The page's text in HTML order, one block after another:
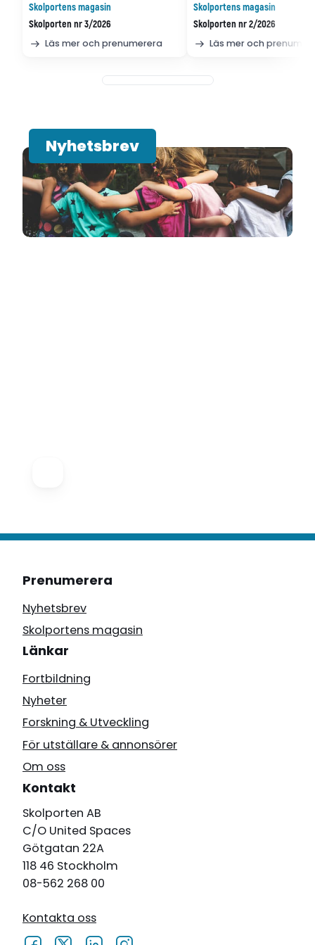
Skolportens magasin
Skolporten nr 3/2026
Läs mer och prenumerera
Skolportens magasin
Skolporten nr 2/2026
Läs mer och
Nyhetsbrev
Prenumerera
Nyhetsbrev
Skolportens magasin
Länkar
Fortbildning
Nyheter
Forskning & Utveckling
För utställare & annonsörer
Om oss
Kontakt
Skolporten AB
C/O United Spaces
Götgatan 22A
118 46 Stockholm
08-562 268 00
Kontakta oss